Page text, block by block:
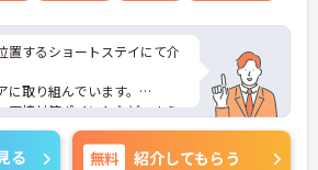
置するショートステイにて介
取り組んでいます。
面接対策ポイントなど、さら
ますので、お気軽にご相談く
る 無料 紹介してもらう